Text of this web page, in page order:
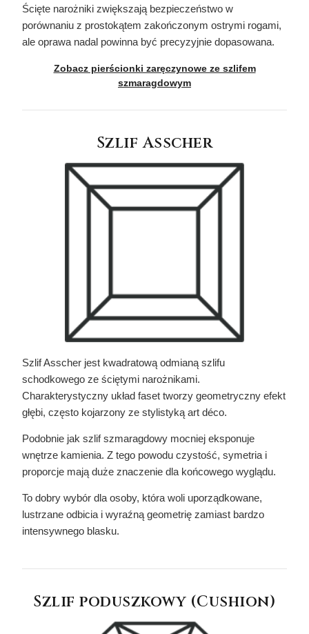
Ścięte narożniki zwiększają bezpieczeństwo w
porównaniu z prostokątem zakończonym ostrymi rogami,
ale oprawa nadal powinna być precyzyjnie dopasowana.
Zobacz pierścionki zaręczynowe ze szlifem
szmaragdowym
Szlif Asscher
Szlif Asscher jest kwadratową odmianą szlifu
schodkowego ze ściętymi narożnikami.
Charakterystyczny układ faset tworzy geometryczny efekt
głębi, często kojarzony ze stylistyką art déco.
Podobnie jak szlif szmaragdowy mocniej eksponuje
wnętrze kamienia. Z tego powodu czystość, symetria i
proporcje mają duże znaczenie dla końcowego wyglądu.
To dobry wybór dla osoby, która woli uporządkowane,
lustrzane odbicia i wyraźną geometrię zamiast bardzo
intensywnego blasku.
Szlif poduszkowy (Cushion)